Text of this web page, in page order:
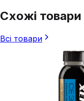
Схожі товари
Всі товари